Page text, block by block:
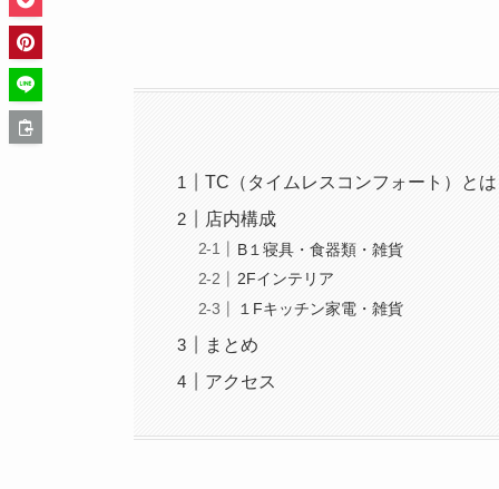
TC（タイムレスコンフォート）とは
店内構成
B１寝具・食器類・雑貨
2Fインテリア
１Fキッチン家電・雑貨
まとめ
アクセス